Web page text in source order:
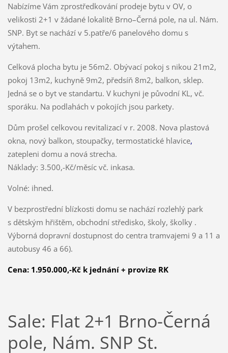
Nabízíme Vám zprostředkování prodeje bytu v OV, o
velikosti 2+1 v žádané lokalitě Brno–Černá pole, na ul. Nám.
SNP. Byt se nachází v 5.patře/6 panelového domu s
výtahem.
Celková plocha bytu je 56m2. Obývací pokoj s nikou 21m2,
pokoj 13m2, kuchyně 9m2, předsíň 8m2, balkon, sklep.
Jedná se o byt ve standartu. V kuchyni je původní KL, vč.
sporáku. Na podlahách v pokojích jsou parkety.
Dům prošel celkovou revitalizací v r. 2008. Nova plastová
okna, nový balkon, stoupačky, termostatické hlavice,
zatepleni domu a nová strecha.
Náklady: 3.500,-Kč/měsíc vč. inkasa.
Volné: ihned.
V bezprostřední blízkosti domu se nachází rozlehlý park
s dětským hřištěm, obchodní středisko, školy, školky .
Výborná dopravní dostupnost do centra tramvajemi 9 a 11 a
autobusy 46 a 66).
Cena: 1.950.000,-Kč k jednání + provize RK
Sale: Flat 2+1 Brno-Černá
pole, Nám. SNP St.